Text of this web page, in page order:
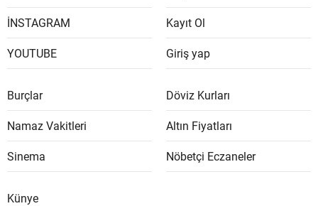
İNSTAGRAM
YOUTUBE
Kayıt Ol
Giriş yap
Burçlar
Namaz Vakitleri
Sinema
Döviz Kurları
Altın Fiyatları
Nöbetçi Eczaneler
Künye